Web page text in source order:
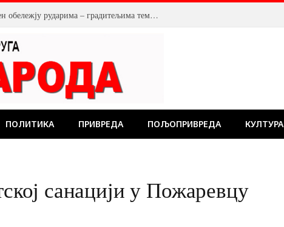
У Костолцу, венци на Спомен обележју рударима – градитељима темеља будућности
ПОЛИТИКА ПРИВРЕДА ПОЉОПРИВРЕДА КУЛТУРА
санацији у Пожаревцу